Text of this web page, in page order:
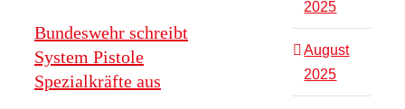
Bundeswehr schreibt
System Pistole
Spezialkräfte aus
2025
August
2025